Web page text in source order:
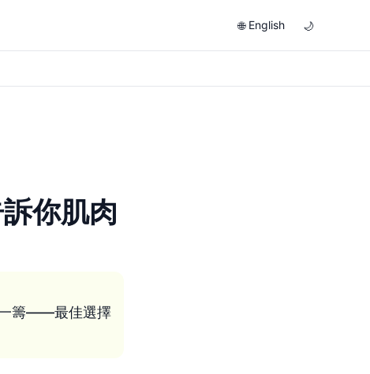
🌐 English 🌙
你肌肉
一籌——最佳選擇